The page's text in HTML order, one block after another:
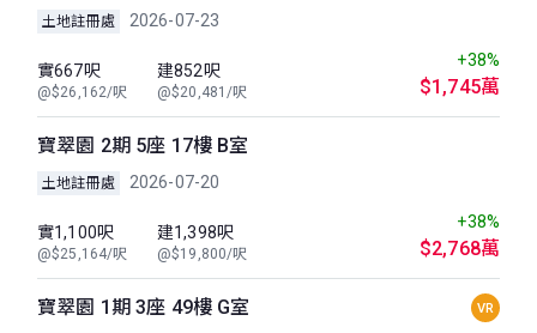
土地註冊處 2026-07-23
實667呎
@$26,162/呎
建852呎
@$20,481/呎
+38%
$1,745萬
寶翠園 2期 5座 17樓 B室
土地註冊處 2026-07-20
實1,100呎
@$25,164/呎
建1,398呎
@$19,800/呎
+38%
$2,768萬
寶翠園 1期 3座 49樓 G室 VR